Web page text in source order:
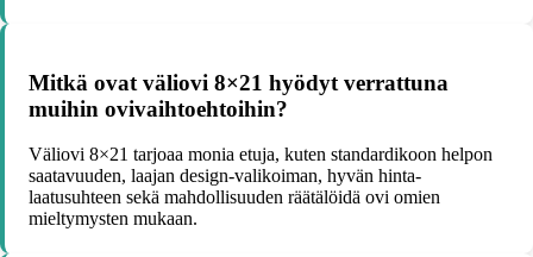
Mitkä ovat väliovi 8×21 hyödyt verrattuna
muihin ovivaihtoehtoihin?
Väliovi 8×21 tarjoaa monia etuja, kuten standardikoon helpon
saatavuuden, laajan design-valikoiman, hyvän hinta-
laatusuhteen sekä mahdollisuuden räätälöidä ovi omien
mieltymysten mukaan.